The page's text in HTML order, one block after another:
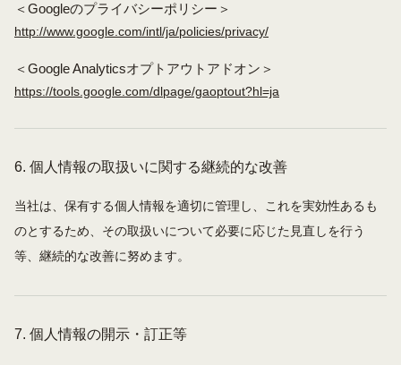
＜Googleのプライバシーポリシー＞
http://www.google.com/intl/ja/policies/privacy/
＜Google Analyticsオプトアウトアドオン＞
https://tools.google.com/dlpage/gaoptout?hl=ja
6. 個人情報の取扱いに関する継続的な改善
当社は、保有する個人情報を適切に管理し、これを実効性あるも
のとするため、その取扱いについて必要に応じた見直しを行う
等、継続的な改善に努めます。
7. 個人情報の開示・訂正等